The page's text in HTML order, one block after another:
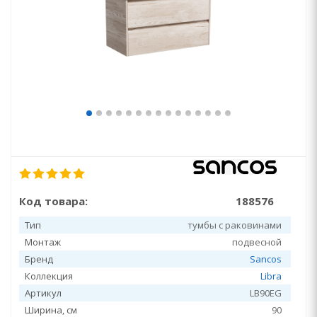
Код товара: 188576
Тип
тумбы с раковинами
Монтаж
подвесной
Бренд
Sancos
Коллекция
Libra
Артикул
LB90EG
Ширина, см
90